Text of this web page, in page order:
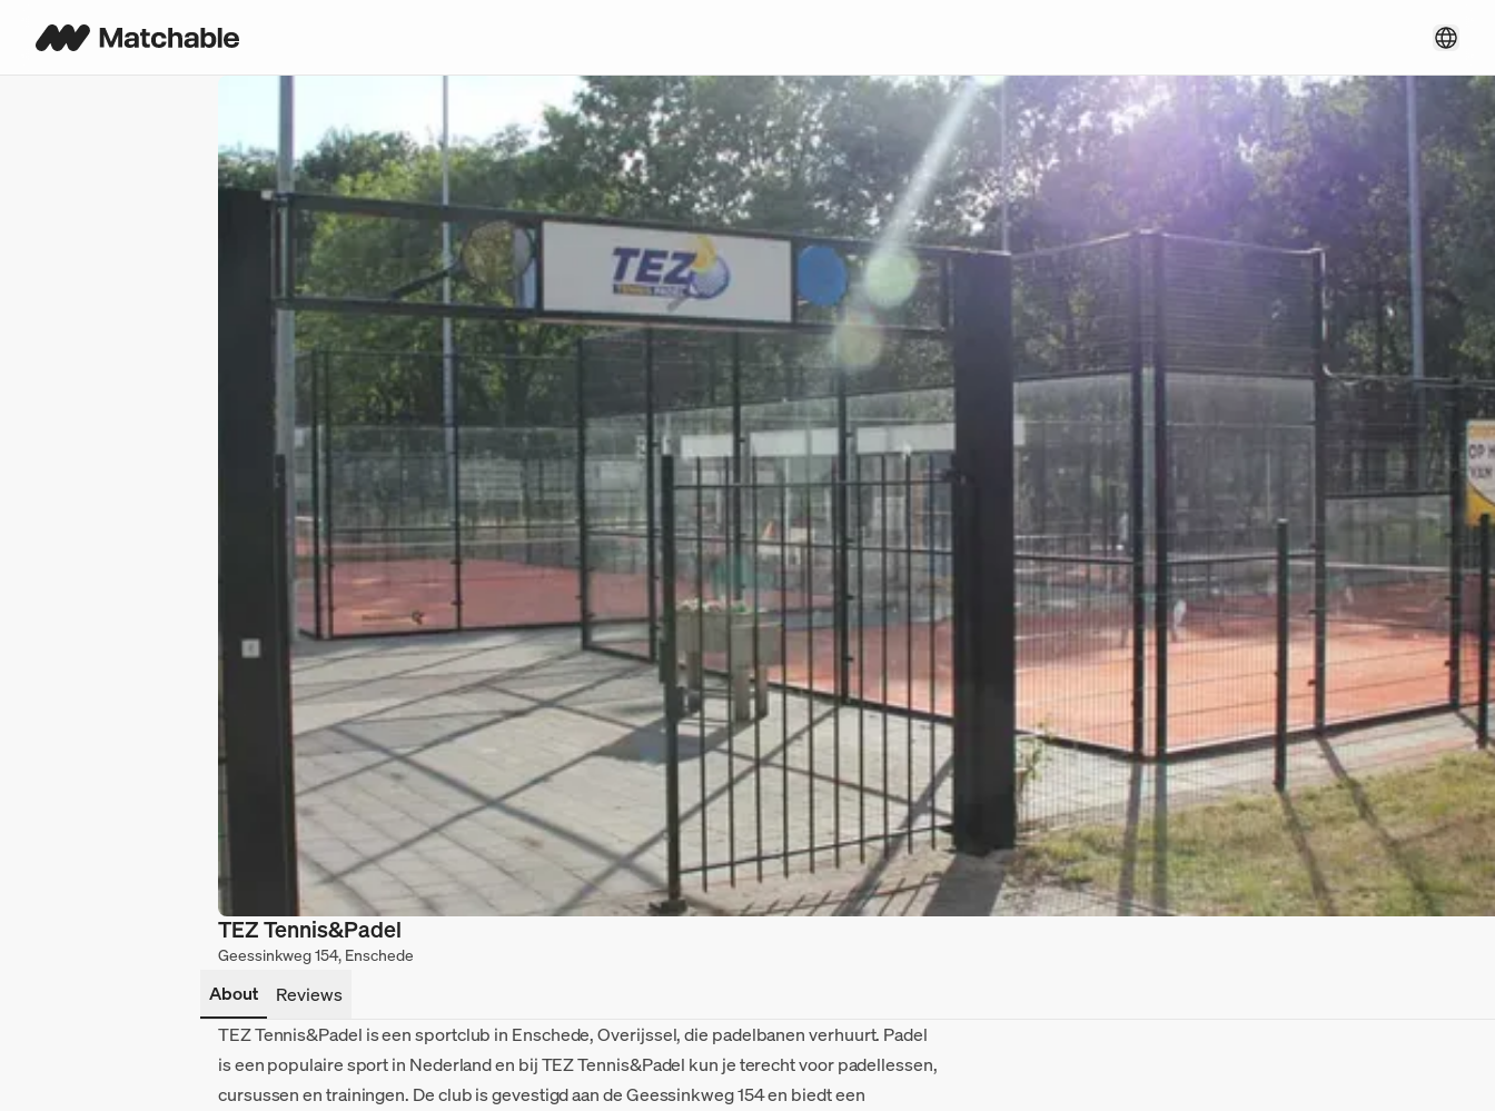
TEZ Tennis&Padel
Geessinkweg 154, Enschede
About
Reviews
TEZ Tennis&Padel is een sportclub in Enschede, Overijssel, die padelbanen verhuurt. Padel
is een populaire sport in Nederland en bij TEZ Tennis&Padel kun je terecht voor padellessen,
cursussen en trainingen. De club is gevestigd aan de Geessinkweg 154 en biedt een